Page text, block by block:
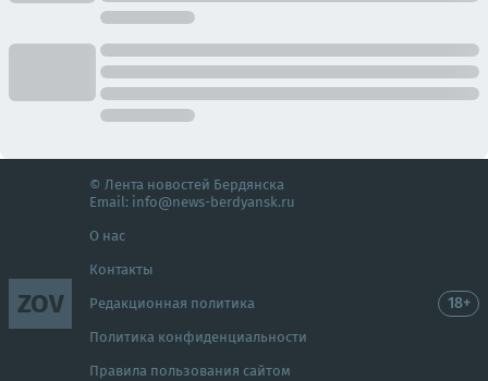
ZOV
© Лента новостей Бердянска
Email: info@news-berdyansk.ru
О нас
Контакты
Редакционная политика
Политика конфиденциальности
Правила пользования сайтом
18+